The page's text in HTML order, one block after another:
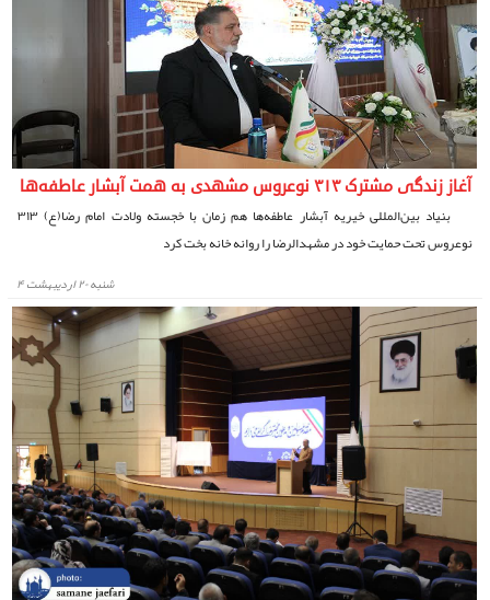
آغاز زندگی مشترک ۳۱۳ نوعروس مشهدی به همت آبشار عاطفه‌ها
بنیاد بین‌المللی خیریه آبشار عاطفه‌ها هم زمان با خجسته ولادت امام رضا(ع) ۳۱۳
نوعروس تحت حمایت خود در مشهدالرضا را روانه خانه بخت کرد
شنبه ۲۰ اردیبهشت ۴